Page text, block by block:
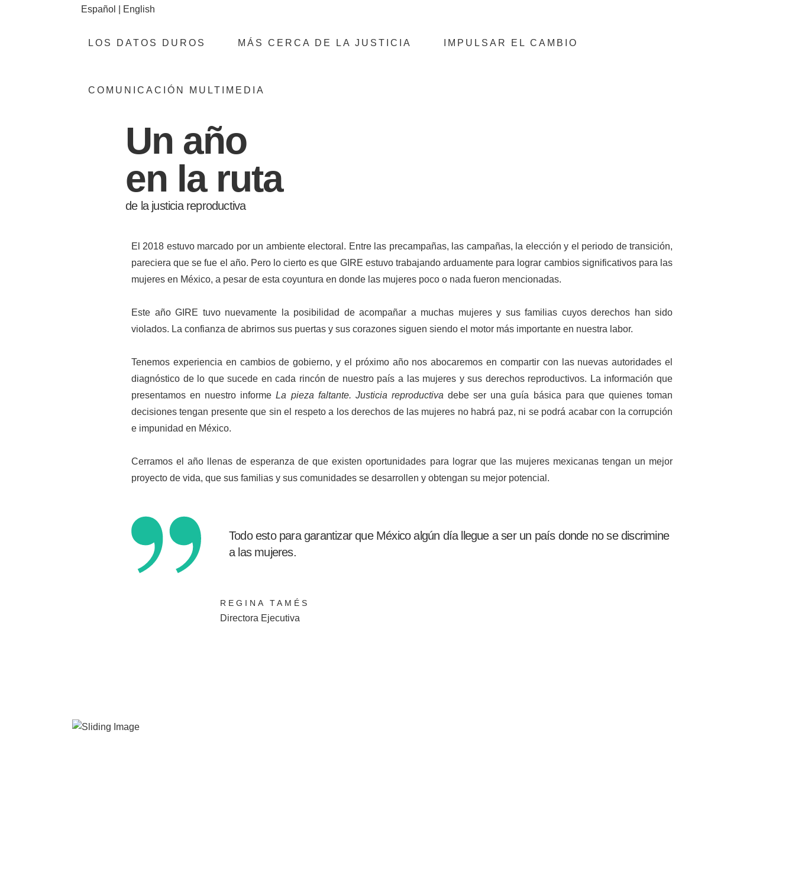
Español English
LOS DATOS DUROS MÁS CERCA DE LA JUSTICIA IMPULSAR EL CAMBIO
COMUNICACIÓN MULTIMEDIA
Un año
en la ruta
de la justicia reproductiva
El 2018 estuvo marcado por un ambiente electoral. Entre las precampañas, las campañas, la elección y el periodo de transición,
pareciera que se fue el año. Pero lo cierto es que GIRE estuvo trabajando arduamente para lograr cambios significativos para las
mujeres en México, a pesar de esta coyuntura en donde las mujeres poco o nada fueron mencionadas.
Este año GIRE tuvo nuevamente la posibilidad de acompañar a muchas mujeres y sus familias cuyos derechos han sido
violados. La confianza de abrirnos sus puertas y sus corazones siguen siendo el motor más importante en nuestra labor.
Tenemos experiencia en cambios de gobierno, y el próximo año nos abocaremos en compartir con las nuevas autoridades el
diagnóstico de lo que sucede en cada rincón de nuestro país a las mujeres y sus derechos reproductivos. La información que
presentamos en nuestro informeLa pieza faltante. Justicia reproductiva debe ser una guía básica para que quienes toman
decisiones tengan presente que sin el respeto a los derechos de las mujeres no habrá paz, ni se podrá acabar con la corrupción
e impunidad en México.
Cerramos el año llenas de esperanza de que existen oportunidades para lograr que las mujeres mexicanas tengan un mejor
proyecto de vida, que sus familias y sus comunidades se desarrollen y obtengan su mejor potencial.
Todo esto para garantizar que México algún día llegue a ser un país donde no se discrimine
a las mujeres.
REGINA TAMÉS
Directora Ejecutiva